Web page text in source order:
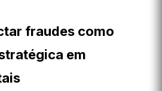
fraudes como
em